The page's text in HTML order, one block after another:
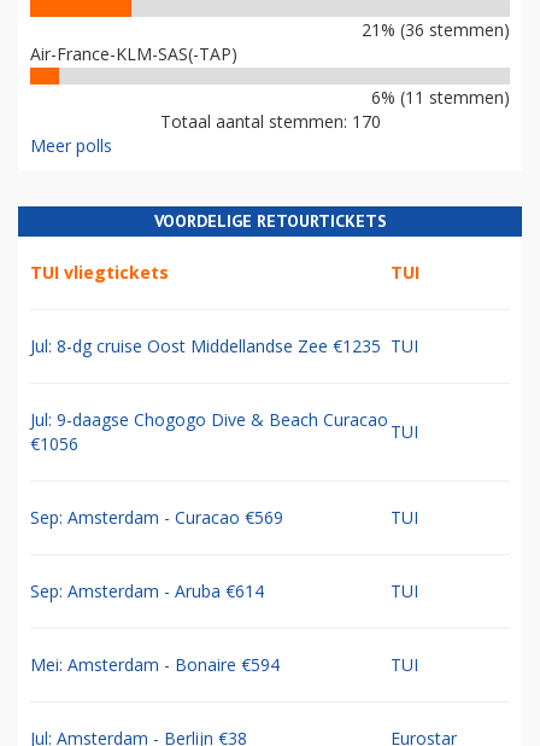
21% (36 stemmen)
Air-France-KLM-SAS(-TAP)
6% (11 stemmen)
Totaal aantal stemmen: 170
Meer polls
VOORDELIGE RETOURTICKETS
TUI vliegtickets TUI
Jul: 8-dg cruise Oost Middellandse Zee €1235 TUI
Jul: 9-daagse Chogogo Dive & Beach Curacao
€1056
TUI
Sep: Amsterdam - Curacao €569 TUI
Sep: Amsterdam - Aruba €614 TUI
Mei: Amsterdam - Bonaire €594 TUI
Jul: Amsterdam - Berlijn €38 Eurostar